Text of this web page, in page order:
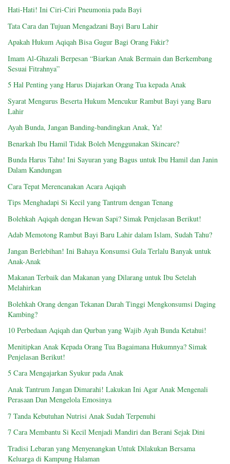
Hati-Hati! Ini Ciri-Ciri Pneumonia pada Bayi
Tata Cara dan Tujuan Mengadzani Bayi Baru Lahir
Apakah Hukum Aqiqah Bisa Gugur Bagi Orang Fakir?
Imam Al-Ghazali Berpesan “Biarkan Anak Bermain dan Berkembang
Sesuai Fitrahnya”
5 Hal Penting yang Harus Diajarkan Orang Tua kepada Anak
Syarat Mengurus Beserta Hukum Mencukur Rambut Bayi yang Baru
Lahir
Ayah Bunda, Jangan Banding-bandingkan Anak, Ya!
Benarkah Ibu Hamil Tidak Boleh Menggunakan Skincare?
Bunda Harus Tahu! Ini Sayuran yang Bagus untuk Ibu Hamil dan Janin
Dalam Kandungan
Cara Tepat Merencanakan Acara Aqiqah
Tips Menghadapi Si Kecil yang Tantrum dengan Tenang
Bolehkah Aqiqah dengan Hewan Sapi? Simak Penjelasan Berikut!
Adab Memotong Rambut Bayi Baru Lahir dalam Islam, Sudah Tahu?
Jangan Berlebihan! Ini Bahaya Konsumsi Gula Terlalu Banyak untuk
Anak-Anak
Makanan Terbaik dan Makanan yang Dilarang untuk Ibu Setelah
Melahirkan
Bolehkah Orang dengan Tekanan Darah Tinggi Mengkonsumsi Daging
Kambing?
10 Perbedaan Aqiqah dan Qurban yang Wajib Ayah Bunda Ketahui!
Menitipkan Anak Kepada Orang Tua Bagaimana Hukumnya? Simak
Penjelasan Berikut!
5 Cara Mengajarkan Syukur pada Anak
Anak Tantrum Jangan Dimarahi! Lakukan Ini Agar Anak Mengenali
Perasaan Dan Mengelola Emosinya
7 Tanda Kebutuhan Nutrisi Anak Sudah Terpenuhi
7 Cara Membantu Si Kecil Menjadi Mandiri dan Berani Sejak Dini
Tradisi Lebaran yang Menyenangkan Untuk Dilakukan Bersama
Keluarga di Kampung Halaman